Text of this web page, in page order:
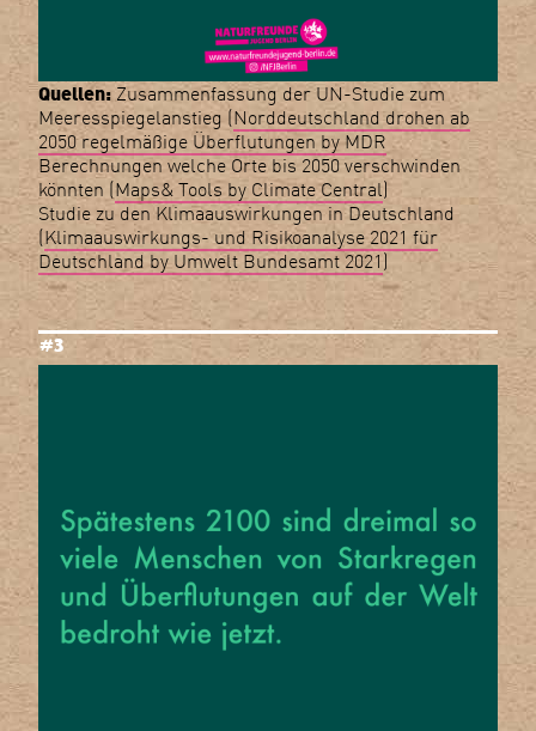
Quellen:Zusammenfassung der UN-Studie zum
Meeresspiegelanstieg (Norddeutschland drohen ab
2050 regelmäßige Überflutungen by MDR
Berechnungen welche Orte bis 2050 verschwinden
könnten (Maps& Tools by Climate Central)
Studie zu den Klimaauswirkungen in Deutschland
(Klimaauswirkungs- und Risikoanalyse 2021 für
Deutschland by Umwelt Bundesamt 2021 )
#3